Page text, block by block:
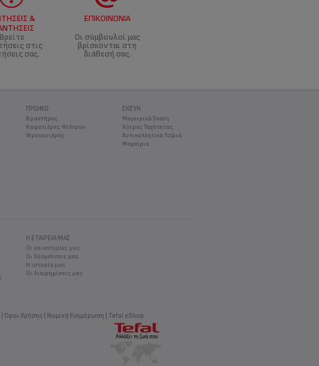
&
Βρείτε
στις
σας.
ΕΠΙΚΟΙΝΩΝΊΑ
Οι σύμβουλοί μας
βρίσκονται στη
διάθεσή σας.
ΠΡΩΙΝΌ
Βραστήρες
Καφετιέρες Φίλτρου
Φρυγανιέρες
ΣΚΕΎΗ
Μαγειρικά Σκεύη
Χύτρες Ταχύτητας
Αντικολλητικά Ταψιά
Μαχαίρια
Η ΕΤΑΙΡΕΊΑ ΜΑΣ
Οι καινοτομίες μας
Οι δεσμεύσεις μας
Η ιστορία μας
Οι διαφημίσεις μας
Όροι Χρήσης Νομική Ενημέρωση Tefal eShop